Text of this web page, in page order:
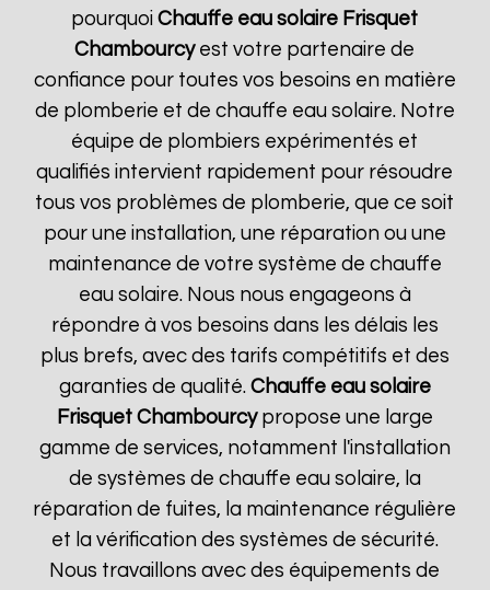
pourquoiChauffe eau solaire Frisquet
Chambourcyest votre partenaire de
confiance pour toutes vos besoins en matière
de plomberie et de chauffe eau solaire. Notre
équipe de plombiers expérimentés et
qualifiés intervient rapidement pour résoudre
tous vos problèmes de plomberie, que ce soit
pour une installation, une réparation ou une
maintenance de votre système de chauffe
eau solaire. Nous nous engageons à
répondre à vos besoins dans les délais les
plus brefs, avec des tarifs compétitifs et des
garanties de qualité. Chauffe eau solaire
Frisquet Chambourcypropose une large
gamme de services, notamment l'installation
de systèmes de chauffe eau solaire, la
réparation de fuites, la maintenance régulière
et la vérification des systèmes de sécurité.
Nous travaillons avec des équipements de